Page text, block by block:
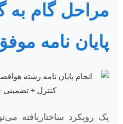
مراحل گام به
پایان نامه
یک رویکرد ساختاریافته